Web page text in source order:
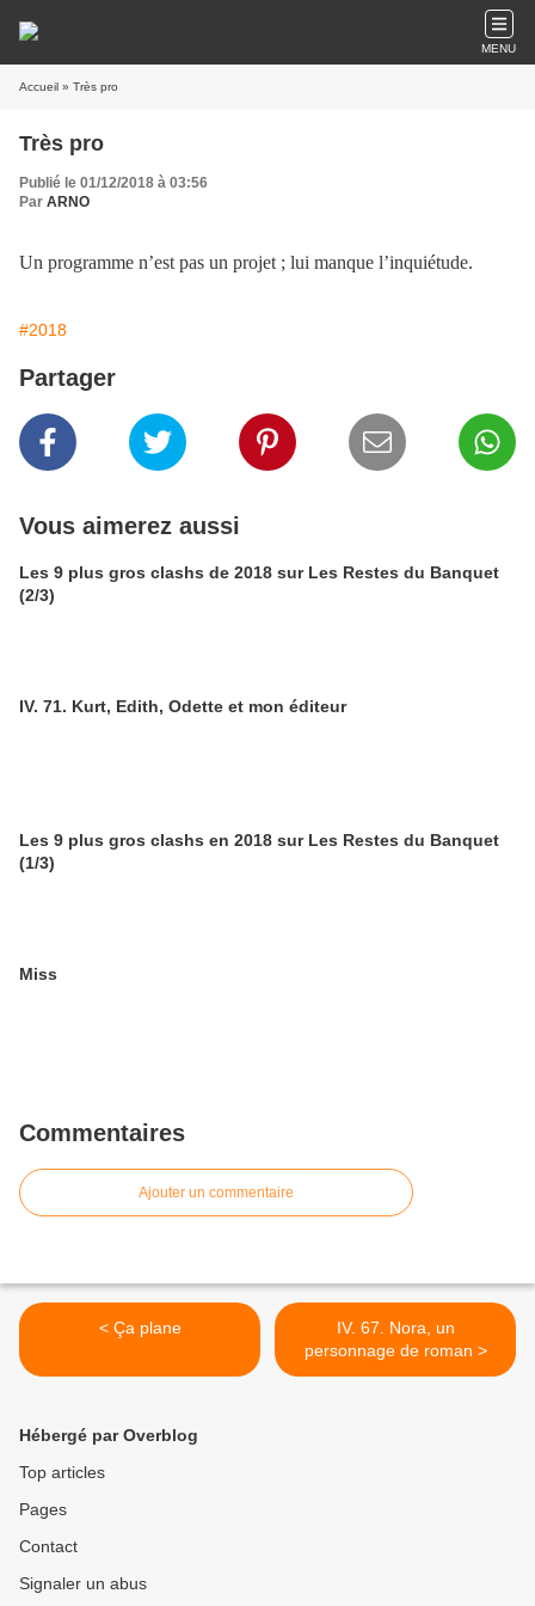
MENU
Accueil » Très pro
Très pro
Publié le 01/12/2018 à 03:56
Par ARNO
Un programme n’est pas un projet ; lui manque l’inquiétude.
#2018
Partager
Vous aimerez aussi
Les 9 plus gros clashs de 2018 sur Les Restes du Banquet
(2/3)
IV. 71. Kurt, Edith, Odette et mon éditeur
Les 9 plus gros clashs en 2018 sur Les Restes du Banquet
(1/3)
Miss
Commentaires
Ajouter un commentaire
< Ça plane
IV. 67. Nora, un
personnage de roman >
Hébergé par Overblog
Top articles
Pages
Contact
Signaler un abus